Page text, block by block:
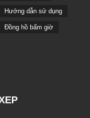
Hướng dẫn sử dụng
Đồng hồ bấm giờ